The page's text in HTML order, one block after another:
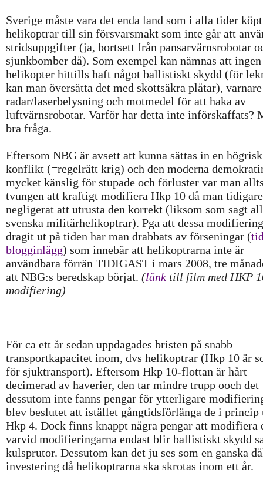
Sverige måste vara det enda land som i alla tider köpt
helikoptrar till sin försvarsmakt som inte går att
stridsuppgifter (ja, bortsett från pansarvärnsrobotar
sjunkbomber då). Som exempel kan nämnas att
helikopter hittills haft något ballistiskt skydd (för
kan man översätta det med skottsäkra plåtar),
radar/laserbelysning och motmedel för att haka av
luftvärnsrobotar. Varför har detta inte införskaffats?
bra fråga.
Eftersom NBG är avsett att kunna sättas in en högrisk
konflikt (=regelrätt krig) och den moderna
mycket känslig för stupade och förluster var man
tvungen att kraftigt modifiera Hkp 10 då man tidigare
negligerat att utrusta den korrekt (liksom som sagt
svenska militärhelikoptrar). Pga att dessa
dragit ut på tiden har man drabbats av förseningar (
blogginlägg) som innebär att helikoptrarna inte är
användbara förrän TIDIGAST i mars 2008, tre
att NBG:s beredskap börjat. (länk till film med HKP
modifiering)
För ca ett år sedan uppdagades bristen på snabb
transportkapacitet inom, dvs helikoptrar (Hkp 10 är
för sjuktransport). Eftersom Hkp 10-flottan är hårt
decimerad av haverier, den tar mindre trupp ooch det
dessutom inte fanns pengar för ytterligare
blev beslutet att istället gångtidsförlänga de i princip
Hkp 4. Dock finns knappt några pengar att modifiera
varvid modifieringarna endast blir ballistiskt skydd
kulsprutor. Dessutom kan det ju ses som en ganska
investering då helikoptrarna ska skrotas inom ett år.